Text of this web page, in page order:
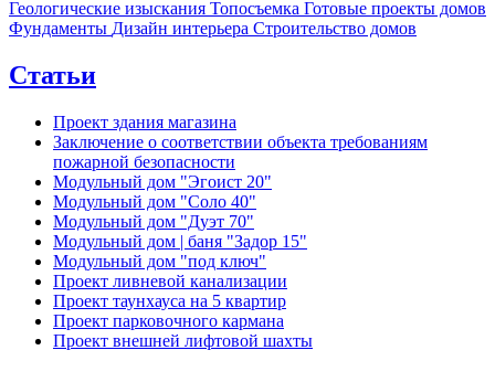
Геологические изыскания Топосъемка Готовые проекты домов
Фундаменты Дизайн интерьера Строительство домов
Статьи
Проект здания магазина
Заключение о соответствии объекта требованиям
пожарной безопасности
Модульный дом "Эгоист 20"
Модульный дом "Соло 40"
Модульный дом "Дуэт 70"
Модульный дом | баня "Задор 15"
Модульный дом "под ключ"
Проект ливневой канализации
Проект таунхауса на 5 квартир
Проект парковочного кармана
Проект внешней лифтовой шахты